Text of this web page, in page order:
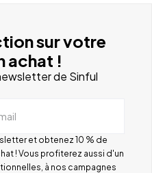
sur votre
achat !
de Sinful
et obtenez 10 % de
! Vous profiterez aussi d'un
à nos campagnes